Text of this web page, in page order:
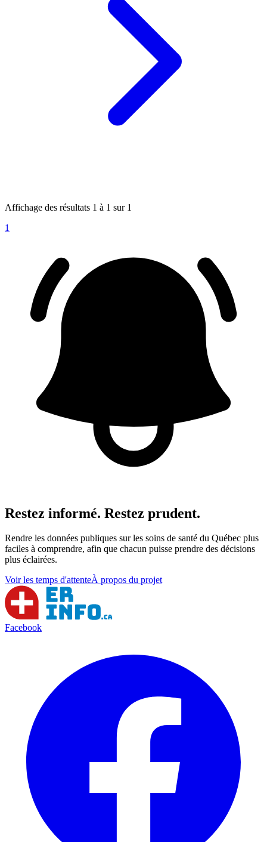
Affichage des résultats 1 à 1 sur 1
1
Restez informé. Restez prudent.
Rendre les données publiques sur les soins de santé du Québec plus
faciles à comprendre, afin que chacun puisse prendre des décisions
plus éclairées.
Voir les temps d'attenteÀ propos du projet
Facebook